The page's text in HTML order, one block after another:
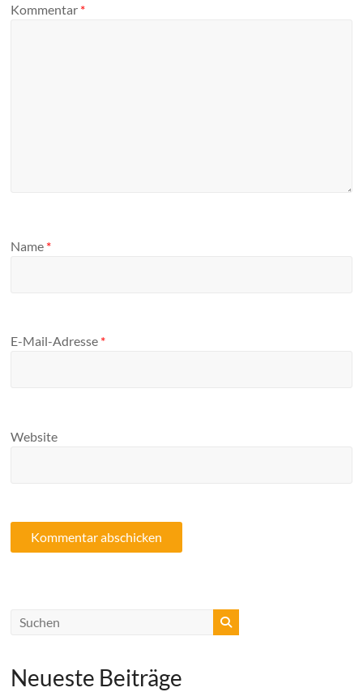
Kommentar *
Name *
E-Mail-Adresse *
Website
Neueste Beiträge